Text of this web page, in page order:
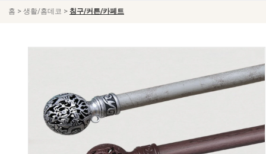
홈 > 생활/홈데코 > 침구/커튼/카페트